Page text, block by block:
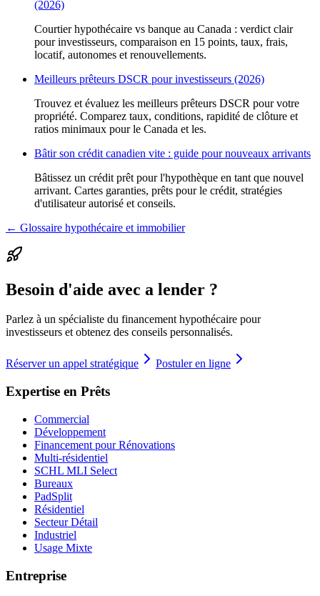
(2026)
Courtier hypothécaire vs banque au Canada : verdict clair
pour investisseurs, comparaison en 15 points, taux, frais,
locatif, autonomes et renouvellements.
Meilleurs prêteurs DSCR pour investisseurs (2026)
Trouvez et évaluez les meilleurs prêteurs DSCR pour votre
propriété. Comparez taux, conditions, rapidité de clôture et
ratios minimaux pour le Canada et les.
Bâtir son crédit canadien vite : guide pour nouveaux arrivants
Bâtissez un crédit prêt pour l'hypothèque en tant que nouvel
arrivant. Cartes garanties, prêts pour le crédit, stratégies
d'utilisateur autorisé et conseils.
← Glossaire hypothécaire et immobilier
Besoin d'aide avec a lender ?
Parlez à un spécialiste du financement hypothécaire pour
investisseurs et obtenez des conseils personnalisés.
Réserver un appel stratégique Postuler en ligne
Expertise en Prêts
Commercial
Développement
Financement pour Rénovations
Multi-résidentiel
SCHL MLI Select
Bureaux
PadSplit
Résidentiel
Secteur Détail
Industriel
Usage Mixte
Entreprise